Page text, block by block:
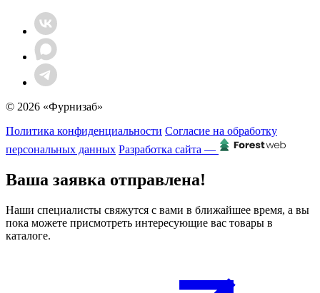
© 2026 «Фурнизаб»
Политика конфиденциальности Согласие на обработку
персональных данных Разработка сайта —
Ваша заявка отправлена!
Наши специалисты свяжутся с вами в ближайшее время, а вы
пока можете присмотреть интересующие вас товары в
каталоге.